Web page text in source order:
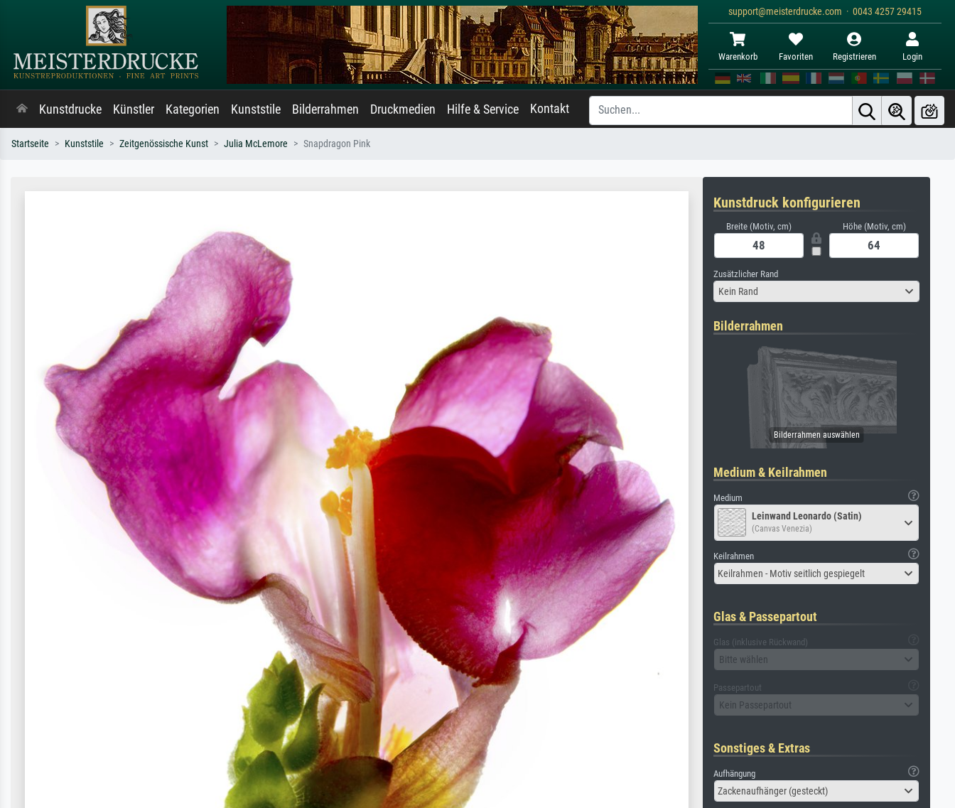
support@meisterdrucke.com · 0043 4257 29415
Warenkorb Favoriten Registrieren Login
Kunstdrucke Künstler Kategorien Kunststile Bilderrahmen Druckmedien Hilfe & Service Kontakt
Startseite Kunststile Zeitgenössische Kunst Julia McLemore Snapdragon Pink
Kunstdruck konfigurieren
Breite (Motiv, cm) Höhe (Motiv, cm)
Zusätzlicher Rand
Kein Rand
Bilderrahmen
Medium & Keilrahmen
Medium
Leinwand Leonardo (Satin)
(Canvas Venezia)
Keilrahmen
Keilrahmen - Motiv seitlich gespiegelt
Glas & Passepartout
Glas (inklusive Rückwand)
Bitte wählen
Passepartout
Kein Passepartout
Sonstiges & Extras
Aufhängung
Zackenaufhänger (gesteckt)